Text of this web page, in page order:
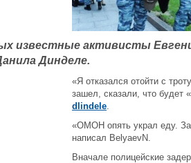
известные активисты
Динделе.
«Я отказался отойти с
зашел, сказали, что будет
dlindele.
«ОМОН опять украл еду.
написал BelyaevN.
Вначале полицейские